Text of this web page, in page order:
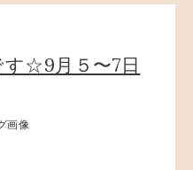
☆9月５〜7日